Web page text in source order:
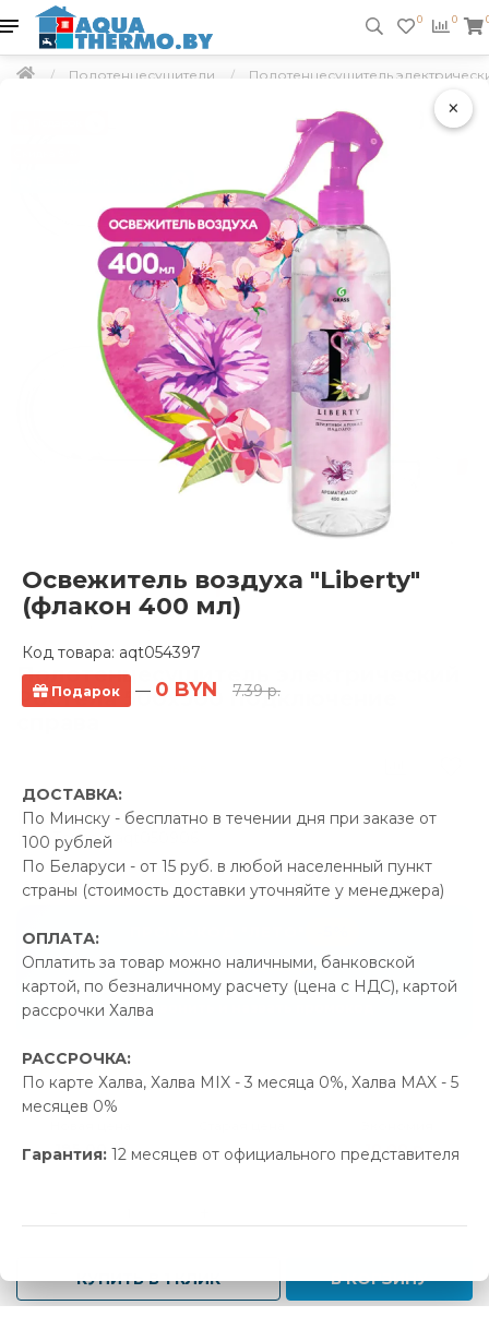
×
Освежитель воздуха "Liberty"
(флакон 400 мл)
Код товара: aqt054397
Подарок — 0 BYN 7.39 р.
ДОСТАВКА:
По Минску - бесплатно в течении дня при заказе от
100 рублей
По Беларуси - от 15 руб. в любой населенный пункт
страны (стоимость доставки уточняйте у менеджера)
ОПЛАТА:
Оплатить за товар можно наличными, банковской
картой, по безналичному расчету (цена с НДС), картой
рассрочки Халва
РАССРОЧКА:
По карте Халва, Халва MIX - 3 месяца 0%, Халва MAX - 5
месяцев 0%
Гарантия: 12 месяцев от официального представителя
0 0
Полотенцесушители Полотенцесушитель
Полотенцесушитель электрический
Ростела 500x500 подключение
Производитель:Ростела
Код Товара: aqt050906
Экономия 10.00 р.
Позвонить и назвать промокод
В наличии
185.00 р. 195.00 р. 10.00 р.
КУПИТЬ В 1 КЛИК В КОРЗИНУ